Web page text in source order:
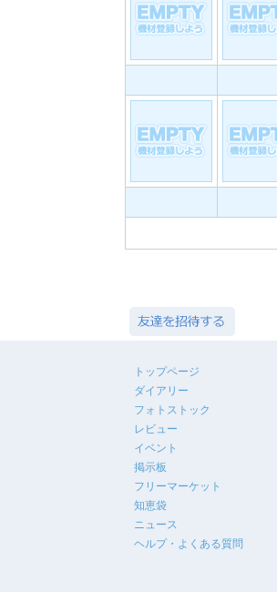
トップページ
ダイアリー
フォトストック
レビュー
イベント
掲示板
フリーマーケット
知恵袋
ニュース
ヘルプ・よくある質問